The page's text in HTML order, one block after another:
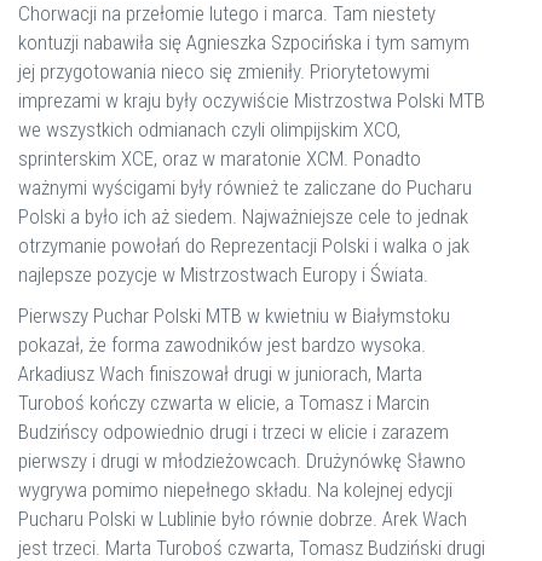
Chorwacji na przełomie lutego i marca. Tam niestety
kontuzji nabawiła się Agnieszka Szpocińska i tym samym
jej przygotowania nieco się zmieniły. Priorytetowymi
imprezami w kraju były oczywiście Mistrzostwa Polski MTB
we wszystkich odmianach czyli olimpijskim XCO,
sprinterskim XCE, oraz w maratonie XCM. Ponadto
ważnymi wyścigami były również te zaliczane do Pucharu
Polski a było ich aż siedem. Najważniejsze cele to jednak
otrzymanie powołań do Reprezentacji Polski i walka o jak
najlepsze pozycje w Mistrzostwach Europy i Świata.
Pierwszy Puchar Polski MTB w kwietniu w Białymstoku
pokazał, że forma zawodników jest bardzo wysoka.
Arkadiusz Wach finiszował drugi w juniorach, Marta
Turoboś kończy czwarta w elicie, a Tomasz i Marcin
Budzińscy odpowiednio drugi i trzeci w elicie i zarazem
pierwszy i drugi w młodzieżowcach. Drużynówkę Sławno
wygrywa pomimo niepełnego składu. Na kolejnej edycji
Pucharu Polski w Lublinie było równie dobrze. Arek Wach
jest trzeci. Marta Turoboś czwarta, Tomasz Budziński drugi